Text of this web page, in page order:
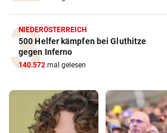
NIEDERÖSTERREICH
500 Helfer kämpfen bei Gluthitze
gegen Inferno
140.572 mal gelesen